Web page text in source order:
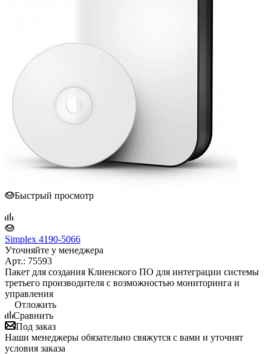
Быстрый просмотр
Simplex 4190-5066
Уточняйте у менеджера
Арт.: 75593
Пакет для создания Клиенского ПО для интеграции системы
третьего производителя с возможностью мониторинга и
управления
Отложить
Сравнить
Под заказ
Наши менеджеры обязательно свяжутся с вами и уточнят
условия заказа